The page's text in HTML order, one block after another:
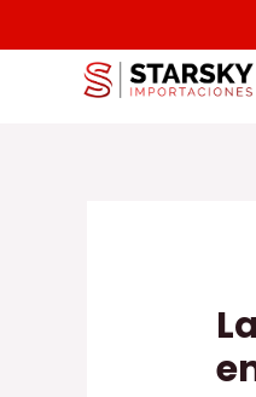
to
de
entradas